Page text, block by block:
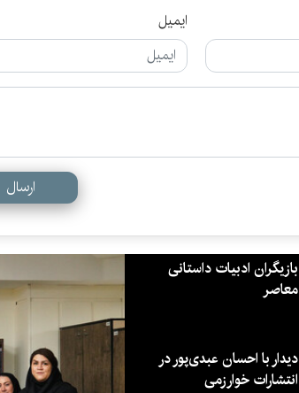
ایمیل
ارسال
بازیگران ادبیات داستانی
معاصر
دیدار با احسان عبدی‌پور در
انتشارات خوارزمی